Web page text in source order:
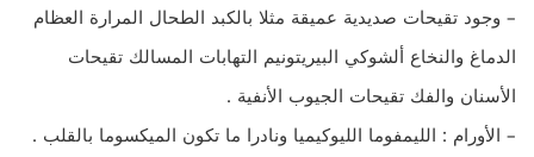
– وجود تقيحات صديدية عميقة مثلا بالكبد الطحال المرارة العظام
الدماغ والنخاع ألشوكي البيريتونيم التهابات المسالك تقيحات
الأسنان والفك تقيحات الجيوب الأنفية .
– الأورام : الليمفوما الليوكيميا ونادرا ما تكون الميكسوما بالقلب .